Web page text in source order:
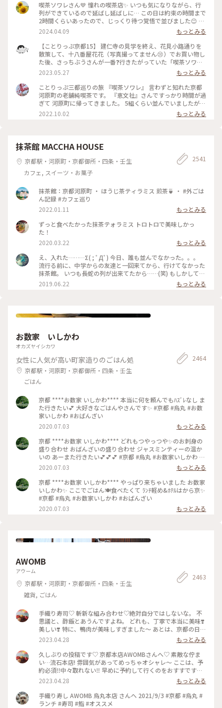
喫茶ソワレさん💙 憧れの喫茶店✨ いつも気になりながら、行
列ができているので延ばし延ばしに… この日は約束の時間まで
2時間くらいあったので、じっくり待つ覚悟で並びました😊 待
つ間も皆さんの投稿で拝見していた青の世界を想像し、ワクワ
ク💓 結局1時間ほど待ち、店内へ。 1番奥の、部屋が見渡せる
席に着きました。 深く青く、まるで別世界に入ったようです
💙 ぶどうの透かし彫りやライトもクラシックでキレイ✨ 頼ん
だのはご存じゼリーポンチ🌈✨ キレイ～✨ 優しいランプの明か
りにかざすとキラキラします✨ ゼリーの懐かしい感じや優しい
炭酸もいい！ 中の氷がゼリーと同じサイズで、ゼリーだと思
って口に入れてびっくりしてしまいました💦 あっという間に
食べ終わってしまいました😣 まだこの雰囲気の中にいたくて
コーヒーでも頼みたい…と思いましたが、きっと外には長い行
列ができているでしょうからお店を後にしました。 またこの
特別な空間に会いに行きたいです💙 #電車旅 #喫茶ソワレ #喫
2024.04.09
もっとみる
【ことりっぷ京都15】 建仁寺の見学を終え、花見小路通りを
散策して、十八番屋花花（写真撮ってません😢）でお買い物し
た後、さっちぶうさんが一番❓行きたがっていた「喫茶ソワ
レ」さんに向かいました😊 人気のお店なので長蛇の列ができ
ていると覚悟して行ったのですが、運良く２組しか待っていま
せんでした😄 15分くらいで案内され、２階の窓側の席へ。若
いグループばっかり😱 あ、でも、男性だけで来ているグルー
プも😊 私はヨーグルトポンチ、さっちぶうさんはゼリーポン
チフロートを注文しました。 店内の雰囲気は、暗めの照明で
したが、落ち着いていて良い雰囲気でした。 美味しくいただ
2023.05.27
もっとみる
ことりっぷ三都巡りの旅 『喫茶ソワレ』 言わずと知れた京都
河原町の老舗純喫茶です。 『恵文社』さんですっかり時間が過
ぎて 河原町に帰ってきました。 5組くらい並んでいましたが、
次々と呼ばれて すんなりと入店できました。 昔ながらのお店
を守っておられ、 狭い店内ですが、運良く2階の窓辺の 小さな
れた落ち着いた店内は 天井の梁や調度品もシックで美しく 昭
和の香りが漂っていますが、 お客さんは若い観光客の方が多
かったです。 お席もすごく近いのですが、 コーナーだったの
で ひっそりと自分の時間を過ごせました✨ ゆるり京都の街歩
きを楽しむことが できた素敵な1日でした。 ・ ・ #私のことり
茶ソワレ #純喫茶 #喫茶店 #ゼリーポンチ #ひんやりスイーツ #
京都スイーツ #京都カフェ #レトロ #レトロ喫茶 #昭和レトロ #
四条河原町 #京都 #ことりっぷ京都 #ことりっぷ三都巡りの旅
2022.10.02 もっとみる
抹茶館 MACCHA HOUSE
京都駅・河原町・京都御所・四条・壬生
カフェ, スイーツ・お菓子
2541
抹茶館：京都河原町 ・ ほうじ茶ティラミス 煎茶🍵 ・ #外ごは
ん記録 #カフェ巡り
2022.01.11
もっとみる
ずっと食べたかった抹茶テォラミス トロトロで美味しかっ
た！
2020.03.22
もっとみる
え、入れた………Σ( ; ﾟДﾟ) 今日、誰も並んでなかった。。。
流行る前に、中学からの友達と一回来てから、行けてなかった
抹茶館。 いつも長蛇の列が出来てたから……(笑) もしかして、
別の所に新しい店舗が出来たのかな？ ……と、思ってたのです
が、店の外に出たら列が出来てましたΣ( ; ﾟДﾟ)運が良かっ
るのかな……？？ほうじ茶だけだと、あんな粉っぽくないと思
2019.06.22 もっとみる
お数家 いしかわ
オカズヤイシカワ
女性に人気が高い町家造りのごはん処
京都駅・河原町・京都御所・四条・壬生
ごはん
2464
京都 ****お数家 いしかわ**** 本当に何を頼んでもﾊｽﾞﾚなし ま
た行きたい💕 大好きなごはんやさんです✨ #京都 #烏丸 #お数
家いしかわ #おばんざい
2020.07.03
もっとみる
京都 ****お数家 いしかわ**** どれもつやっつや✨のお刺身の
盛り合わせ おばんざいの盛り合わせ ジャスミンティーの温か
いの あーまた行きたい💕💕💕 #京都 #烏丸 #お数家いしかわ #
おばんざい #お刺身 #刺盛り #おばんざい盛り合わせ
2020.07.03
もっとみる
京都 ****お数家 いしかわ**** やっぱり来ちゃいました お数家
いしかわ✨ ここでごはん🍽️食べたくて ﾗﾝﾁ軽め&ﾎﾃﾙはから京✨
#京都 #烏丸 #お数家いしかわ #おばんざい
2020.07.03
もっとみる
AWOMB
アウーム
京都駅・河原町・京都御所・四条・壬生
雑貨, ごはん
2463
手織り寿司♡ 斬新な組み合わせ♡絶対自分ではしないな。 不
思議と、酢飯とあうんですよね。 どれも、丁寧で本当に美味❣️
美しい❣️ 特に、鴨肉が美味しすぎました〜 あとは、京都の日本
酒🍶♡ 素敵時間でした〜 #わたしのことりっぷ旅 #AWOMB #
京都 #烏丸本店 #手織り寿司
2023.04.28
もっとみる
久しぶりの投稿です♡ 京都本店AWOMBさんへ♡ 素敵な佇ま
い…流石本店! 雰囲気があってめっちゃオシャレ〜 ここは、予
約必須‼︎中々取れない‼︎ 早めに予約して行くのをおすすです♡
GW人すごそうですね… #京都 #AWOMB #烏丸本店 #手織り寿
司
2023.04.28
もっとみる
手織り寿し AWOMB 烏丸本店 さんへ 2021/9/3 #京都 #烏丸 #
ランチ #寿司 #鮨 #オススメ